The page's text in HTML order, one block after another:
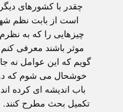
چقدر با کشورهای
است از بابت نظم
چيزهايی را که به
موثر باشند معرفی
گويم که اين عوامل نه
خوشحال می شوم که
باب انديشه ای کرده
تکميل بحث مطرح